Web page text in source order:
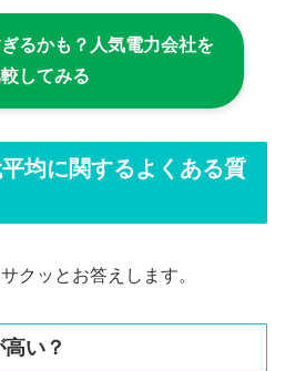
るかも？人気電力会社を
較してみる
均に関するよくある質
クッとお答えします。
い？